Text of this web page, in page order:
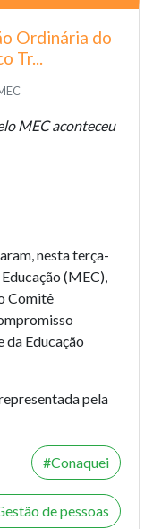
Ordinária do
Tr...
MEC aconteceu
nesta terça-
(MEC),
Comitê
da Educação
pela
Conaquei
de pessoas